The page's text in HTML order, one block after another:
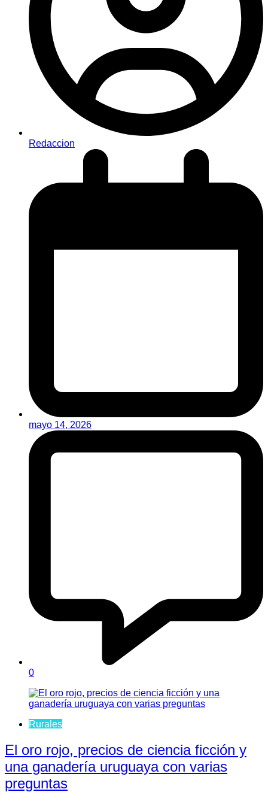
Redaccion
mayo 14, 2026
0
Rurales
El oro rojo, precios de ciencia ficción y
una ganadería uruguaya con varias
preguntas